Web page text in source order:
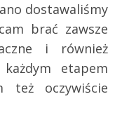
dostawaliśmy
brać zawsze
i również
etapem
też oczywiście